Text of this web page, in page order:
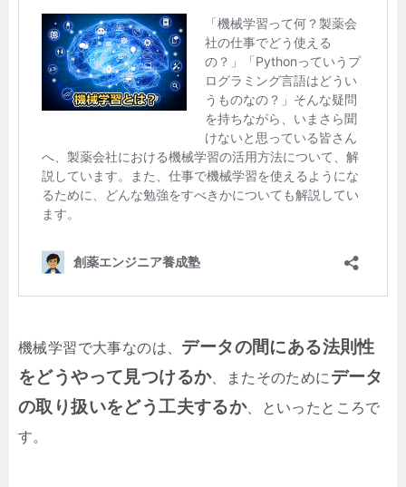
機械学習で大事なのは、 データの間にある法則性
をどうやって見つけるか、またそのために データ
の取り扱いをどう工夫するか、といったところで
す。